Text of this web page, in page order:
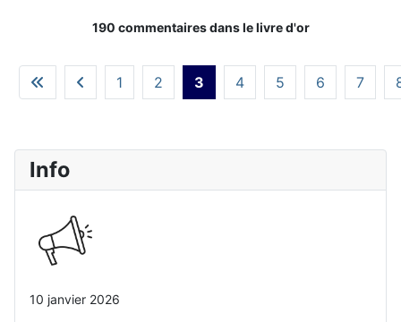
Info
10 janvier 2026
190 commentaires dans le livre d'or
1 2 3 4 5 6 7